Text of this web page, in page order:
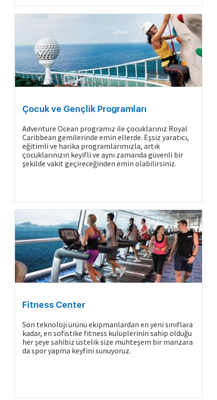
Gemide Yaşam
Çocuk ve Gençlik Programları
Adventure Ocean programız ile çocuklarınız Royal
Caribbean gemilerinde emin ellerde. Eşsiz yaratıcı,
eğitimli ve harika programlarımızla, artık
çocuklarınızın keyifli ve aynı zamanda güvenli bir
şekilde vakit geçireceğinden emin olabilirsiniz.
Fitness Center
Son teknoloji ürünü ekipmanlardan en yeni sınıflara
kadar, en sofistike fitness kulüplerinin sahip olduğu
her şeye sahibiz üstelik size muhteşem bir manzara
da spor yapma keyfini sunuyoruz.